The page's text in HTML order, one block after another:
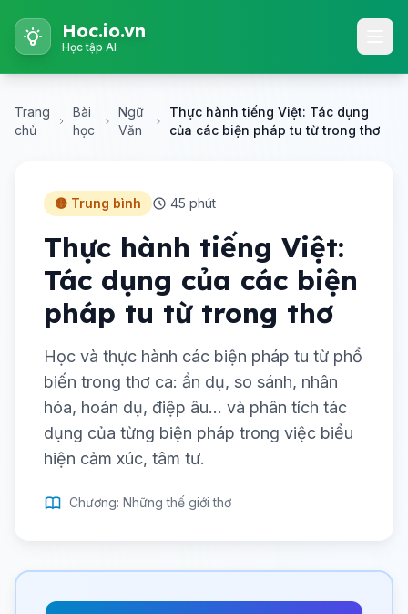
Hoc.io.vn
Học tập AI
Trang
chủ
Bài
học
Ngữ
Văn
Thực hành tiếng Việt: Tác dụng
của các biện pháp tu từ trong thơ
🟡 Trung bình 45 phút
Thực hành tiếng Việt:
Tác dụng của các biện
pháp tu từ trong thơ
Học và thực hành các biện pháp tu từ phổ
biến trong thơ ca: ẩn dụ, so sánh, nhân
hóa, hoán dụ, điệp âu... và phân tích tác
dụng của từng biện pháp trong việc biểu
hiện cảm xúc, tâm tư.
Chương: Những thế giới thơ